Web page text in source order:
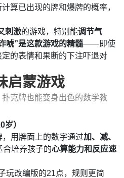
算已出现的牌和爆牌的概率，
刺激的游戏，特别能调节气
唬”是这款游戏的精髓——即使
的表情和果断的下注吓退对
启蒙游戏
克牌也能变身出色的数学教
）
，用牌面上的数字通过加、减、
合培养孩子的心算能力和反应速
玩改编版的21点，规则更简